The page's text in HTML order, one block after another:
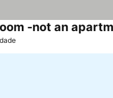
-not an